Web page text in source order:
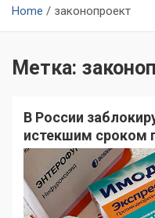
Home законопроект
Метка:
В России
истекшим сроком